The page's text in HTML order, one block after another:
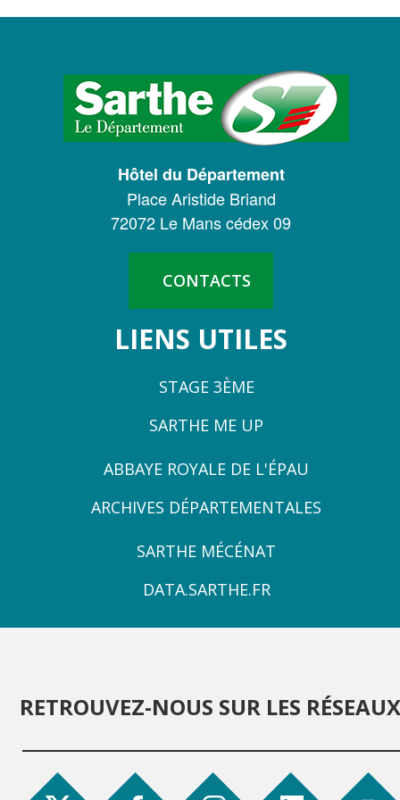
CONSEIL
DÉPARTEMENTAL
SARTHE
Hôtel du Département
Place Aristide Briand
72072 Le Mans cédex 09
CONTACTS
LIENS UTILES
STAGE 3ÈME
SARTHE ME UP
ZONEABBAYE ROYALE DE L'ÉPAU
ARCHIVES DÉPARTEMENTALES
SARTHE MÉCÉNAT
DATA.SARTHE.FR
RETROUVEZ-NOUS SUR LES RÉSEAUX